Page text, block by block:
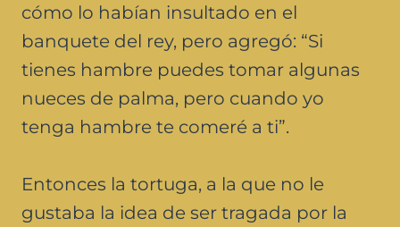
cómo lo habían insultado en el
banquete del rey, pero agregó: “Si
tienes hambre puedes tomar algunas
nueces de palma, pero cuando yo
tenga hambre te comeré a ti”.
Entonces la tortuga, a la que no le
gustaba la idea de ser tragada por la